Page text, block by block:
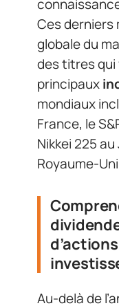
Ces derniers
globale du
des titres
principaux
mondiaux
France, le
Nikkei 225
Royaume-
Au-delà de